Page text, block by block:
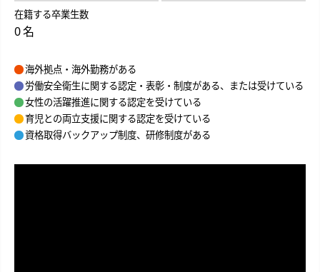
在籍する卒業生数
0 名
海外拠点・海外勤務がある
労働安全衛生に関する認定・表彰・制度がある、または受けている
女性の活躍推進に関する認定を受けている
育児との両立支援に関する認定を受けている
資格取得バックアップ制度、研修制度がある